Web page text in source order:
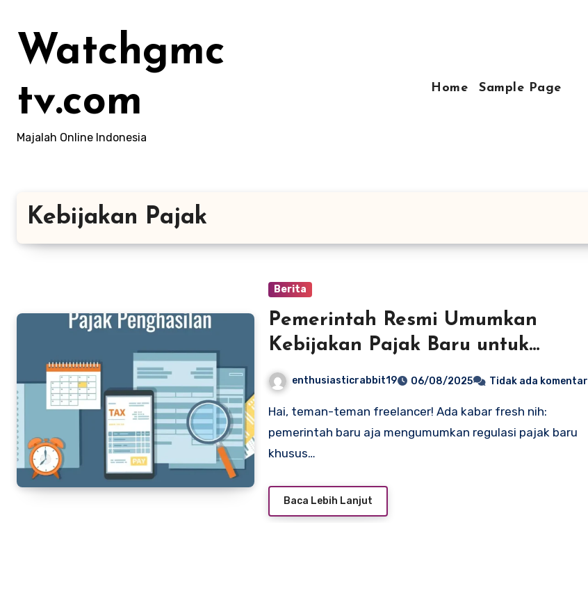
kontenWatchgmc
tv.com
Majalah Online Indonesia
Home Sample Page
Kebijakan Pajak
Berita
Pemerintah Resmi Umumkan
Kebijakan Pajak Baru untuk
Freelancer
enthusiasticrabbit19 06/08/2025 Tidak ada komentar
Hai, teman-teman freelancer! Ada kabar fresh nih:
pemerintah baru aja mengumumkan regulasi pajak baru
khusus…
Baca Lebih Lanjut